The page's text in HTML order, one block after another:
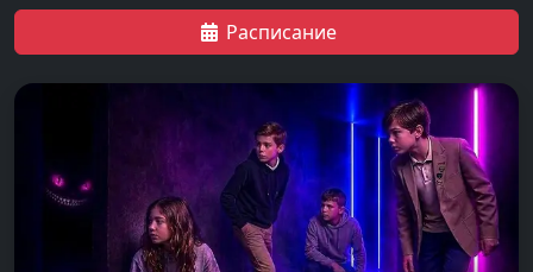
Расписание